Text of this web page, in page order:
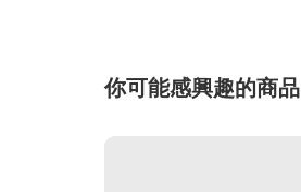
你可能感興趣的商品